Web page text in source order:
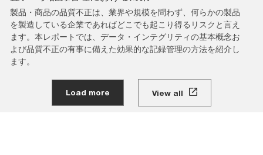
製品・商品の品質不正は、業界や規模を問わず、何らかの製品
を製造している企業であればどこでも起こり得るリスクと言え
ます。本レポートでは、データ・インテグリティの基本概念お
よび品質不正の有事に備えた効果的な記録管理の方法を紹介し
ます。
Load more View all